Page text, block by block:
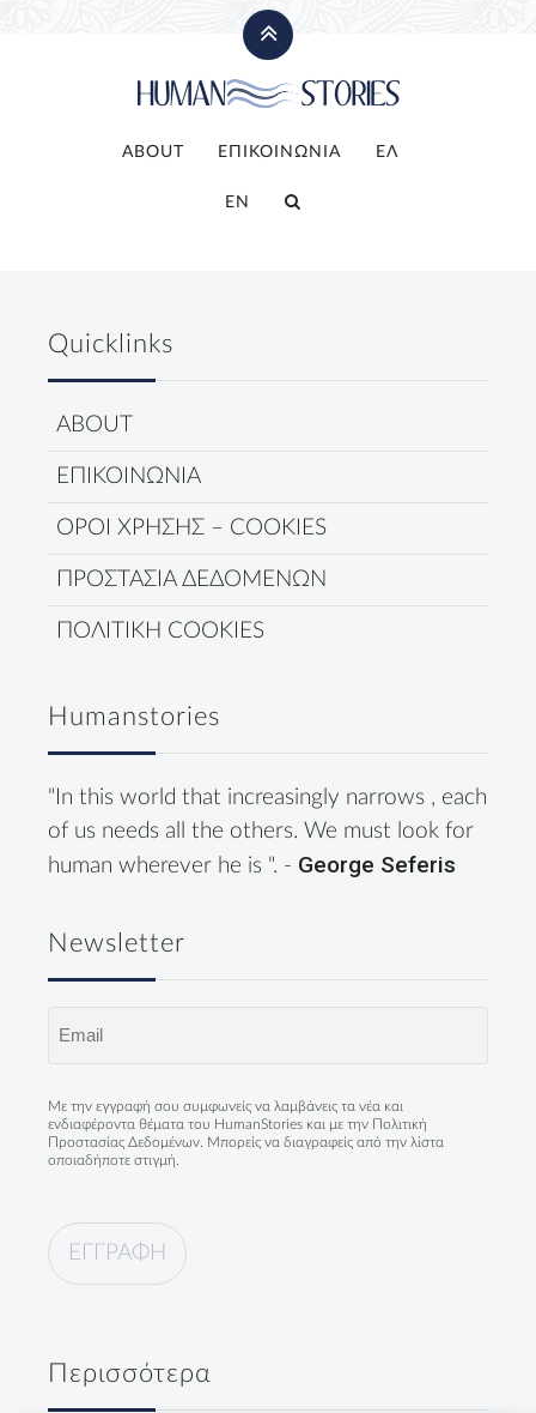
ABOUT ΕΠΙΚΟΙΝΩΝΙΑ ΕΛ
EN
Quicklinks
ABOUT
ΕΠΙΚΟΙΝΩΝΙΑ
ΟΡΟΙ ΧΡΗΣΗΣ – COOKIES
ΠΡΟΣΤΑΣΙΑ ΔΕΔΟΜΕΝΩΝ
ΠΟΛΙΤΙΚΗ COOKIES
Humanstories
"In this world that increasingly narrows , each
of us needs all the others. We must look for
human wherever he is ". - George Seferis
Newsletter
Με την εγγραφή σου συμφωνείς να λαμβάνεις τα νέα και
ενδιαφέροντα θέματα του HumanStories και με την
Πολιτική
Προστασίας Δεδομένων . Μπορείς να διαγραφείς από την λίστα
οποιαδήποτε στιγμή.
Περισσότερα